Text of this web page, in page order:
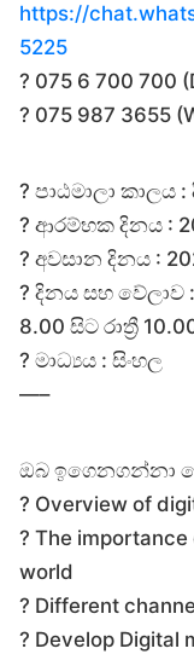
https://
5225
? 075 6 700 700
? 075 987 3655
? පාඨමාලා කාලය
? ආරම්භක දිනය :
? අවසාන දිනය :
? දිනය සහ වේලාව :
8.00 සිට රාත්‍රී
? මාධ්‍යය : සිංහල
—–
ඔබ ඉගෙනගන්නා
? Overview of
? The importance
world
? Different
? Develop Digital